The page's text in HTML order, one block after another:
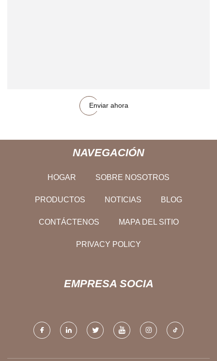
Enviar ahora
NAVEGACIÓN
HOGAR SOBRE NOSOTROS
PRODUCTOS NOTICIAS BLOG
CONTÁCTENOS MAPA DEL SITIO
PRIVACY POLICY
EMPRESA SOCIA